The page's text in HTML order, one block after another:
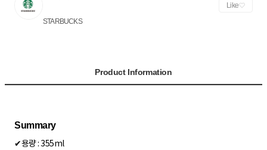
STARBUCKS
Like
Product Information
Summary
✔용량 : 355ml